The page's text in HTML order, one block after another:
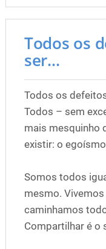
Todos os
ser...
Todos os
Todos – sem
mais mesquinho
existir: o
Somos todos
mesmo.
caminhamos
Compartilhar é o